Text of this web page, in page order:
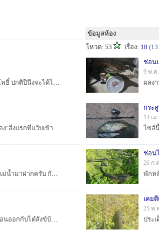
หากันเจอจนได้ ไซส์3.5และ4ขีดนิดๆครับ พิกัดบ้านโพธิ์ ปกติปีนึงจะได้ไซส์นี้ซักตัว บางปีก็ไม่เจอเลย ปีนี้โชคดีได้วันเดียวกันเวลาก็ใกล้ๆกัน ไต๋บอกปี...
พอดีมีโอกาสไปทำธุระที่ระยอง แค่ได้ยินคำว่า"ระยอง"สิ่งแรกที่แว้บเข้ามาในหัวคือ กองหิน แน่นอนครับ ทะเลไหนมีกองหินก็ย่อมมีปลาเก๋า ส่วนตัวเคย...
สวัสดีครับน้าๆชาวสยามฟิชชิ่ง ช่วงนี้นำทริปกระพงแม่น้ำมาฝากครับ กับไต๋โรจน์ปากอ่าว ที่หลายคนคงรู้จักดี คิวจองถ้าจะเอาวันหยุดนี่ต้องจองล่วงหน้ากันหลา...
ทริปเมื่อวันอาทิตย์ที่ผ่านมานี้ครับ เนื่องจาก2เดือนก่อนออกกับไต๋สังข์บ้านโพธิ์ แล้วได้ปลาม้าไซส์โลกว่าๆกลับบ้าน เลยติดใจอยากมาอีก แต่ด้วยเวลากระชั้น ด...
ข้อมูลห้อง
โหวต: 53
เรื่อง: 18 (
ช่อน
9 พ.ค
กระ
14 เ
ช่อน
26 ก.
พักห
เคย
25 พ.